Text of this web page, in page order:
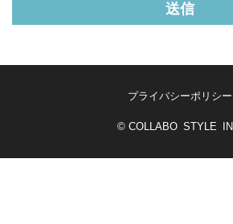
送信
プライバシーポリシー
© COLLABO STYLE